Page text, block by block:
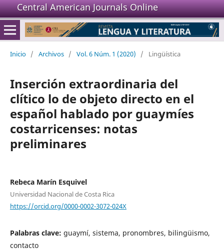
Central American Journals Online
Inicio / Archivos / Vol. 6 Núm. 1 (2020) / Lingüística
Inserción extraordinaria del
clítico lo de objeto directo en el
español hablado por guaymíes
costarricenses: notas
preliminares
Rebeca Marín Esquivel
Universidad Nacional de Costa Rica
https://orcid.org/0000-0002-3072-024X
Palabras clave: guaymí, sistema, pronombres, bilingüismo,
contacto